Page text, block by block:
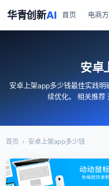
华青创新AI 首页 电商
安卓
安卓上架app多少钱最佳实践
续优化。 相关推荐
首页 › 安卓上架app多少钱